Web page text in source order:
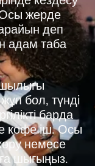
Осы жерде
деп
адам таба
бол, түнді
барда
кофе іш. Осы
немесе
шығыңыз.